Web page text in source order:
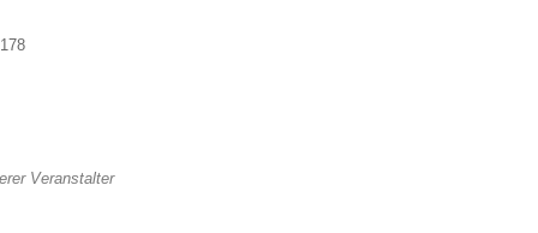
Office 365
Veranstalter